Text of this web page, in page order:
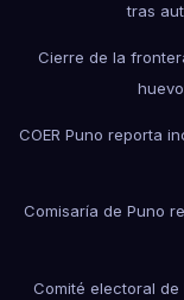
tras
Cierre de la
COER Puno reporta
Comisaría de Puno
Comité electoral